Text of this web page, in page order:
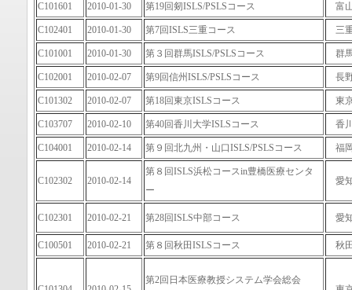
C101601 2010-01-30 第19回剱ISLS/PSLSコース 富
C102401 2010-01-30 第7回ISLS三重コース 三
C101001 2010-01-30 第３回群馬ISLS/PSLSコース 群
C102001 2010-02-07 第9回信州ISLS/PSLSコース 長
C101302 2010-02-07 第18回東京ISLSコース 東
C103707 2010-02-10 第40回香川大学ISLSコース 香
C104001 2010-02-14 第９回北九州・山口ISLS/PSLSコース 福
C102302 2010-02-14
第８回ISLS浜松コースin豊橋医療センタ
ー
愛
C102301 2010-02-21 第28回ISLS中部コース 愛
C100501 2010-02-21 第８回秋田ISLSコース 秋
第2回日本医療教授システム学会総会